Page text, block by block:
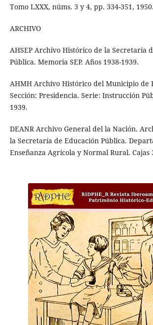
Tomo LXXX, núms. 3 y 4, pp. 334-351, 1950.
ARCHIVO
AHSEP Archivo Histórico de la Secretaría
Pública. Memoria SEP. Años 1938-1939.
AHMH Archivo Histórico del Municipio de
Sección: Presidencia. Serie: Instrucción
1939.
DEANR Archivo General del la Nación.
la Secretaría de Educación Pública.
Enseñanza Agrícola y Normal Rural. Cajas